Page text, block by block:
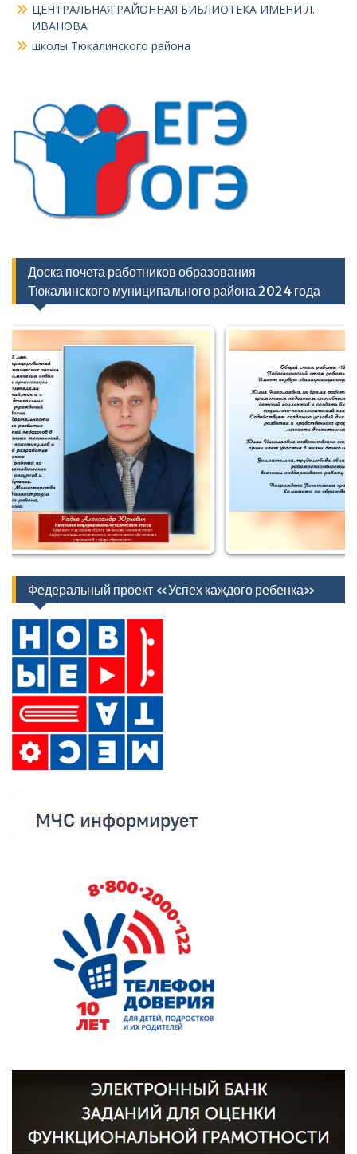
ЦЕНТРАЛЬНАЯ РАЙОННАЯ БИБЛИОТЕКА ИМЕНИ Л.
ИВАНОВА
школы Тюкалинского района
Доска почета работников образования
Тюкалинского муниципального района 2024 года
Федеральный проект «Успех каждого ребенка»